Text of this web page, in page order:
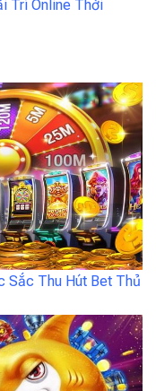
Trí Online Thời
Sắc Thu Hút Bet Thủ